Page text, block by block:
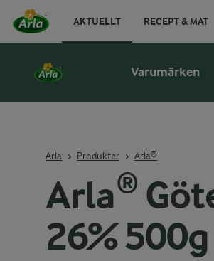
AKTUELLT RECEPT & MAT
Varumärken
Arla Produkter Arla®
Arla®
26% 500g